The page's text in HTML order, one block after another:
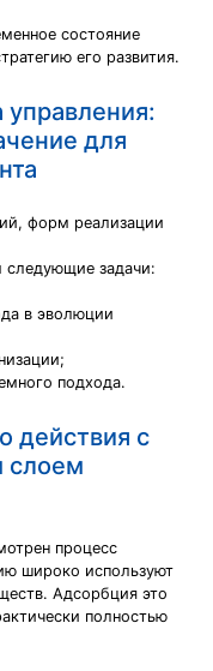
состояние
его развития.
для
форм реализации
задачи:
в эволюции
подхода.
действия с
слоем
процесс
широко используют
Адсорбция это
полностью